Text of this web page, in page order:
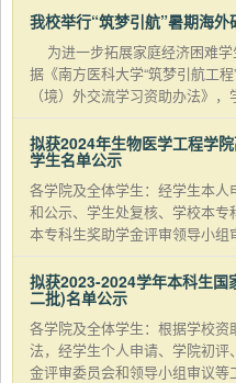
我校举行“筑梦引航”暑期海外
为进一步拓展家庭经济困难
据《南方医科大学“筑梦引航工
（境）外交流学习资助办法》
拟获2024年生物医学工程学
学生名单公示
各学院及全体学生：经学生本
和公示、学生处复核、学校本
本专科生奖助学金评审领导小
拟获2023-2024学年本科生国
二批)名单公示
各学院及全体学生：根据学校
法，经学生个人申请、学院初
金评审委员会和领导小组审议